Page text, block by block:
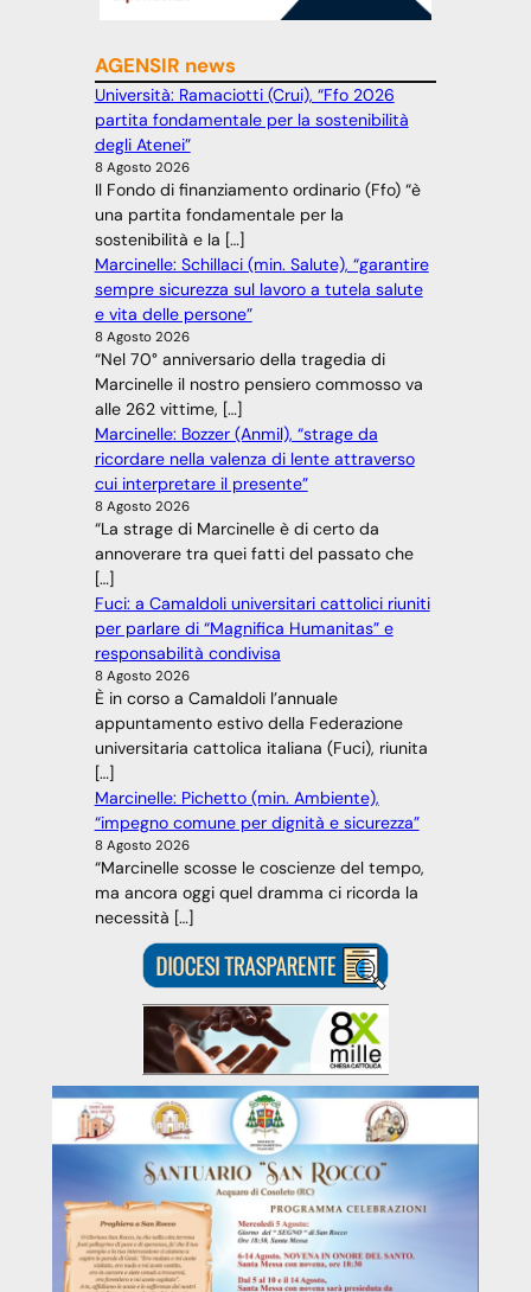
AGENSIR news
Università: Ramaciotti (Crui), “Ffo 2026
partita fondamentale per la sostenibilità
degli Atenei”
8 Agosto 2026
Il Fondo di finanziamento ordinario (Ffo) “è
una partita fondamentale per la
sostenibilità e la […]
Marcinelle: Schillaci (min. Salute), “garantire
sempre sicurezza sul lavoro a tutela salute
e vita delle persone”
8 Agosto 2026
“Nel 70° anniversario della tragedia di
Marcinelle il nostro pensiero commosso va
alle 262 vittime, […]
Marcinelle: Bozzer (Anmil), “strage da
ricordare nella valenza di lente attraverso
cui interpretare il presente”
8 Agosto 2026
“La strage di Marcinelle è di certo da
annoverare tra quei fatti del passato che
[…]
Fuci: a Camaldoli universitari cattolici riuniti
per parlare di “Magnifica Humanitas” e
responsabilità condivisa
8 Agosto 2026
È in corso a Camaldoli l’annuale
appuntamento estivo della Federazione
universitaria cattolica italiana (Fuci), riunita
[…]
Marcinelle: Pichetto (min. Ambiente),
“impegno comune per dignità e sicurezza”
8 Agosto 2026
“Marcinelle scosse le coscienze del tempo,
ma ancora oggi quel dramma ci ricorda la
necessità […]